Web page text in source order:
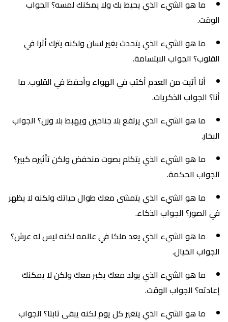
ما هو الشيء الذي يحيط بك ولا يمكنك لمسه؟ الجواب
الوقت.
ما هو الشيء الذي يتحدث بغير لسان ولكنه يترك أثرا في
القلوب؟ الجواب الابتسامة.
أنا أتيت من العدم أكتب في الهواء وأحفظ في القلوب. ما
أنا؟ الجواب الذكريات.
ما هو الشيء الذي يرتفع بلا جناحين ويهبط بلا وزن؟ الجواب
البخار.
ما هو الشيء الذي يتكلم بصوت منخفض ولكن تأثيره كبير؟
الجواب الحكمة.
ما هو الشيء الذي يتمشى معك طوال حياتك ولكنه لا يظهر
في الصور؟ الجواب الذكاء.
ما هو الشيء الذي يعد ملكا في عالمه لكنه ليس له عرش؟
الجواب الخيال.
ما هو الشيء الذي يولد معك يكبر معك ولكن لا يمكنك
إعادته؟ الجواب الوقت.
ما هو الشيء الذي يتغير كل يوم لكنه يبقى ثابتا؟ الجواب